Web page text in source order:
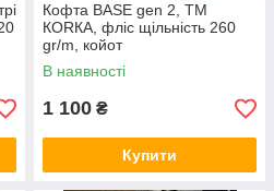
Кофта BASE gen 2, ТМ
КОRКА, фліс щільність 260
gr/m, койот
В наявності
1 100 ₴
Купити